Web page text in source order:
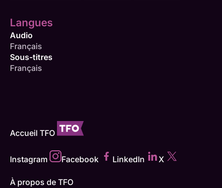
Langues
Audio
Français
Sous-titres
Français
Accueil TFO
Instagram Facebook LinkedIn X
À propos de TFO